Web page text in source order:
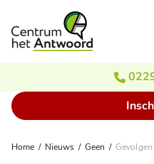
Ga naar de inhoud
Home / Nieuws / Geen /